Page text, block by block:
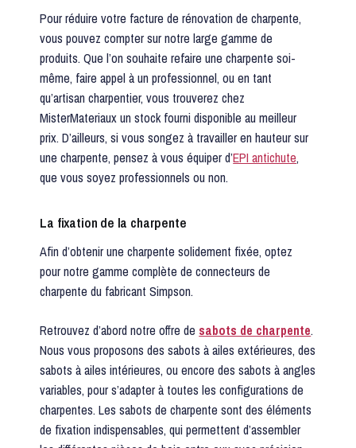
Pour réduire votre facture de rénovation de charpente,
vous pouvez compter sur notre large gamme de
produits. Que l’on souhaite refaire une charpente soi-
même, faire appel à un professionnel, ou en tant
qu’artisan charpentier, vous trouverez chez
MisterMateriaux un stock fourni disponible au meilleur
prix. D’ailleurs, si vous songez à travailler en hauteur sur
une charpente, pensez à vous équiper d’EPI antichute,
que vous soyez professionnels ou non.
La fixation de la charpente
Afin d’obtenir une charpente solidement fixée, optez
pour notre gamme complète de connecteurs de
charpente du fabricant Simpson.
Retrouvez d’abord notre offre de sabots de charpente.
Nous vous proposons des sabots à ailes extérieures, des
sabots à ailes intérieures, ou encore des sabots à angles
variables, pour s’adapter à toutes les configurations de
charpentes. Les sabots de charpente sont des éléments
de fixation indispensables, qui permettent d’assembler